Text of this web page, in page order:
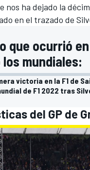
nos ha dejado la
en el trazado de
que ocurrió
mundiales:
victoria en la F1 de
de F1 2022 tras
del GP de